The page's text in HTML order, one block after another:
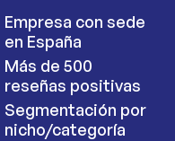
Empresa con sede
en España
Más de 500
reseñas positivas
Segmentación por
nicho/categoría